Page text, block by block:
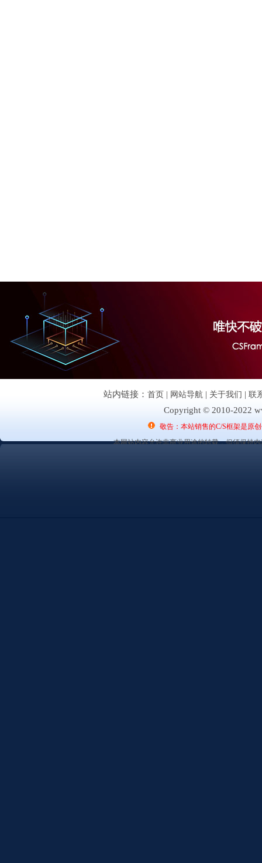
站内链接： 首页 | 网站导航 | 关于我们 | 联
Copyright © 2010-2022
敬告：本站销售的C/S框架是原
本网站内容允许非商业用途的转载，但须保持